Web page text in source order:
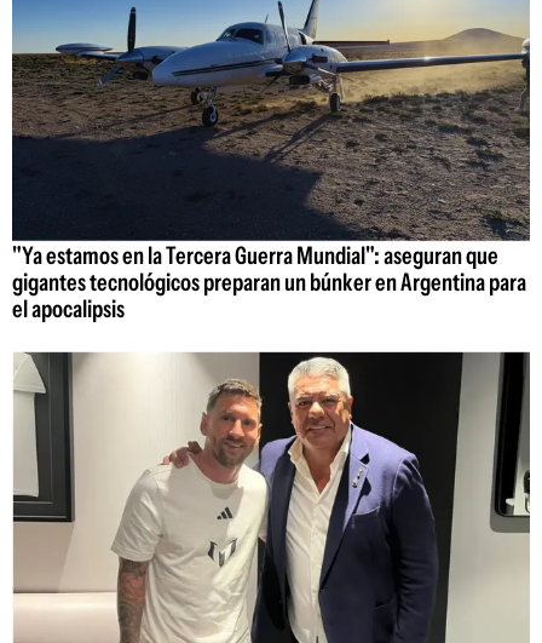
"Ya estamos en la Tercera Guerra Mundial": aseguran que
gigantes tecnológicos preparan un búnker en Argentina para
el apocalipsis